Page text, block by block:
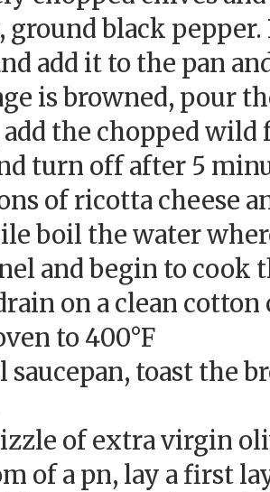
ground black pepper.
add it to the pan
is browned, pour
the chopped
turn off after 5
of ricotta cheese
boil the water
and begin to cook
on a clean cotton
to 400°F
saucepan, toast the
of extra virgin
of a pn, lay a first